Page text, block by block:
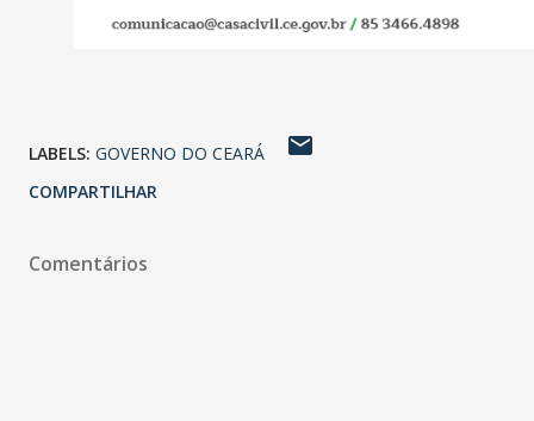
LABELS: GOVERNO DO CEARÁ
COMPARTILHAR
Comentários